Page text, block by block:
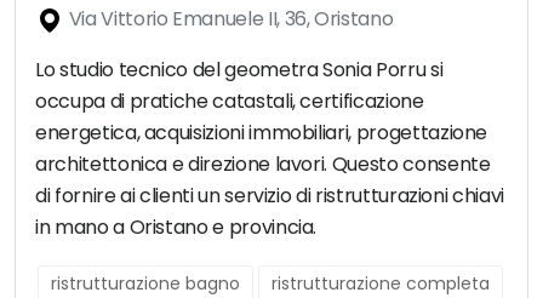
Via Vittorio Emanuele II, 36, Oristano
Lo studio tecnico del geometra Sonia Porru si
occupa di pratiche catastali, certificazione
energetica, acquisizioni immobiliari, progettazione
architettonica e direzione lavori. Questo consente
di fornire ai clienti un servizio di ristrutturazioni chiavi
in mano a Oristano e provincia.
ristrutturazione bagno
ristrutturazione completa